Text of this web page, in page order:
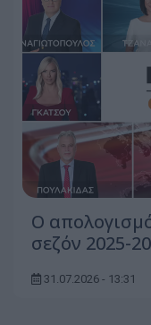
Ο
σεζόν 2025-
31.07.2026 - 13:31